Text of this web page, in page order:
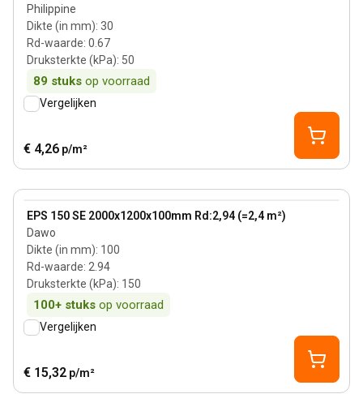
Philippine
Dikte (in mm): 30
Rd-waarde: 0.67
Druksterkte (kPa): 50
89 stuks op voorraad
Vergelijken
€ 4,26 p/m²
EPS 150 SE 2000x1200x100mm Rd:2,94 (=2,4 m²)
Dawo
Dikte (in mm): 100
Rd-waarde: 2.94
Druksterkte (kPa): 150
100+ stuks op voorraad
View product
Vergelijken
€ 15,32 p/m²